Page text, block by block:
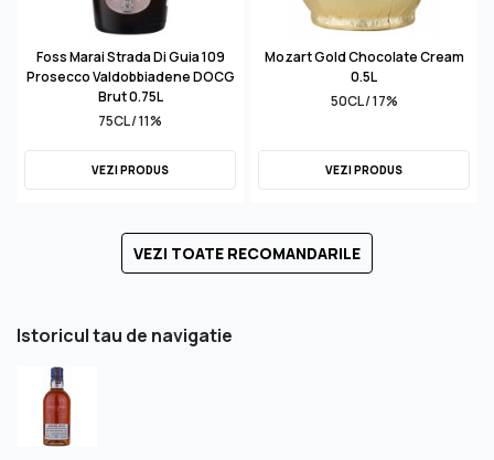
Foss Marai Strada Di Guia 109
Prosecco Valdobbiadene DOCG
Brut 0.75L
75CL / 11%
VEZI PRODUS
Mozart Gold Chocolate Cream
0.5L
50CL / 17%
VEZI PRODUS
VEZI TOATE RECOMANDARILE
Istoricul tau de navigatie